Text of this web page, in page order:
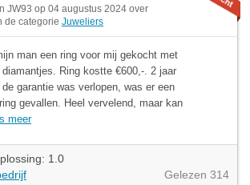
JW93 op 04 augustus 2024 over
de categorie Juweliers
man een ring voor mij gekocht met
Ring kostte €600,-. 2 jaar
garantie was verlopen, was er een
gevallen. Heel vervelend, maar kan
meer
1.0
Gelezen 314